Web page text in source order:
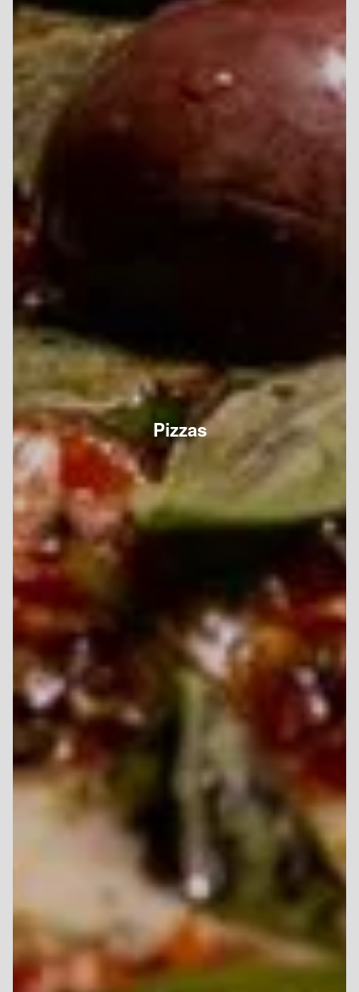
Pizzas